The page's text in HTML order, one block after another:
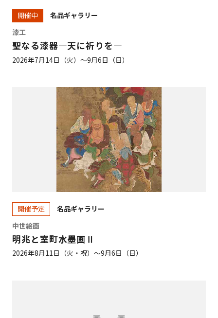
開催中
名品ギャラリー
漆工
聖なる漆器—天に祈りを—
2026年7月14日（火）～9月6日（日）
開催予定
名品ギャラリー
中世絵画
明兆と室町水墨画Ⅱ
2026年8月11日（火・祝）～9月6日（日）